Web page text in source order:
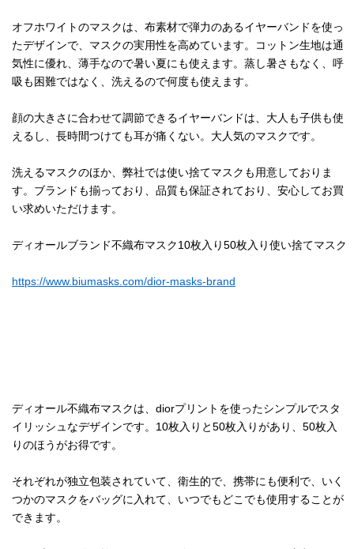
オフホワイトのマスクは、布素材で弾力のあるイヤーバンドを使っ
たデザインで、マスクの実用性を高めています。コットン生地は通
気性に優れ、薄手なので暑い夏にも使えます。蒸し暑さもなく、呼
吸も困難ではなく、洗えるので何度も使えます。
顔の大きさに合わせて調節できるイヤーバンドは、大人も子供も使
えるし、長時間つけても耳が痛くない。大人気のマスクです。
洗えるマスクのほか、弊社では使い捨てマスクも用意しておりま
す。ブランドも揃っており、品質も保証されており、安心してお買
い求めいただけます。
ディオールブランド不織布マスク10枚入り50枚入り使い捨てマスク
https://www.biumasks.com/dior-masks-brand
ディオール不織布マスクは、diorプリントを使ったシンプルでスタ
イリッシュなデザインです。10枚入りと50枚入りがあり、50枚入
りのほうがお得です。
それぞれが独立包装されていて、衛生的で、携帯にも便利で、いく
つかのマスクをバッグに入れて、いつでもどこでも使用することが
できます。